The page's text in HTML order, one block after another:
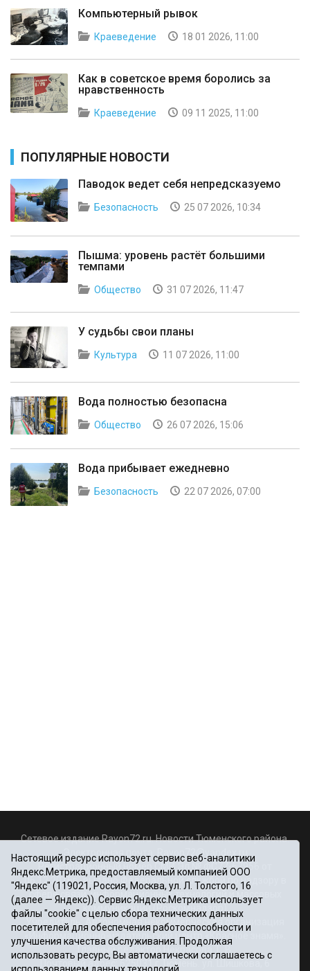
Компьютерный рывок
Краеведение 18 01 2026, 11:00
Как в советское время боролись за
нравственность
Краеведение 09 11 2025, 11:00
ПОПУЛЯРНЫЕ НОВОСТИ
Паводок ведет себя непредсказуемо
Безопасность 25 07 2026, 10:34
Пышма: уровень растёт большими
темпами
Общество 31 07 2026, 11:47
У судьбы свои планы
Культура 11 07 2026, 11:00
Вода полностью безопасна
Общество 26 07 2026, 15:06
Вода прибывает ежедневно
Безопасность 22 07 2026, 07:00
Сетевое издание Rayon72.ru. Новости Тюменского района.
Rayon72@yandex.ru
Регистрационный номер СМИ Эл № ФС77-67956 от
06.12.2016г., выдано Федеральной службой по надзору в
сфере связи, информационных технологий и массовых
коммуникаций (Роскомнадзор)
Учредитель: Автономная некоммерческая организация
«Информационно-издательский центр «Красное знамя».
Главный редактор Некрасова Т. В.
Почтовый адрес: 625031 г.Тюмень. ул. Шишкова, 6
Настоящий ресурс использует сервис веб-аналитики
Яндекс.Метрика, предоставляемый компанией ООО
"Яндекс" (119021, Россия, Москва, ул. Л. Толстого, 16
(далее — Яндекс)). Сервис Яндекс.Метрика использует
файлы "cookie" с целью сбора технических данных
посетителей для обеспечения работоспособности и
улучшения качества обслуживания. Продолжая
использовать ресурс, Вы автоматически соглашаетесь с